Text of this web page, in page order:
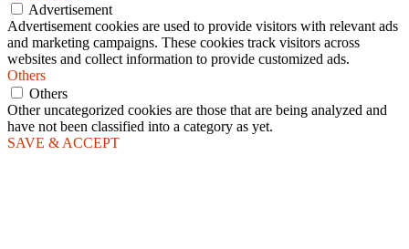
Advertisement
Advertisement cookies are used to provide visitors with relevant ads
and marketing campaigns. These cookies track visitors across
websites and collect information to provide customized ads.
Others
Others
Other uncategorized cookies are those that are being analyzed and
have not been classified into a category as yet.
SAVE & ACCEPT